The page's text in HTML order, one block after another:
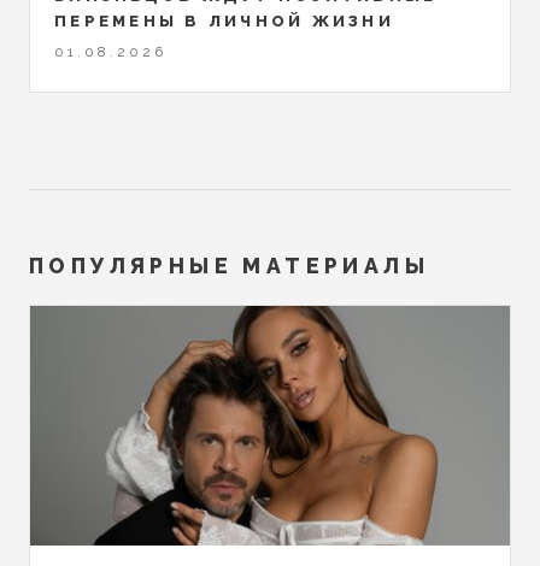
ПЕРЕМЕНЫ В ЛИЧНОЙ ЖИЗНИ
01.08.2026
ПОПУЛЯРНЫЕ МАТЕРИАЛЫ